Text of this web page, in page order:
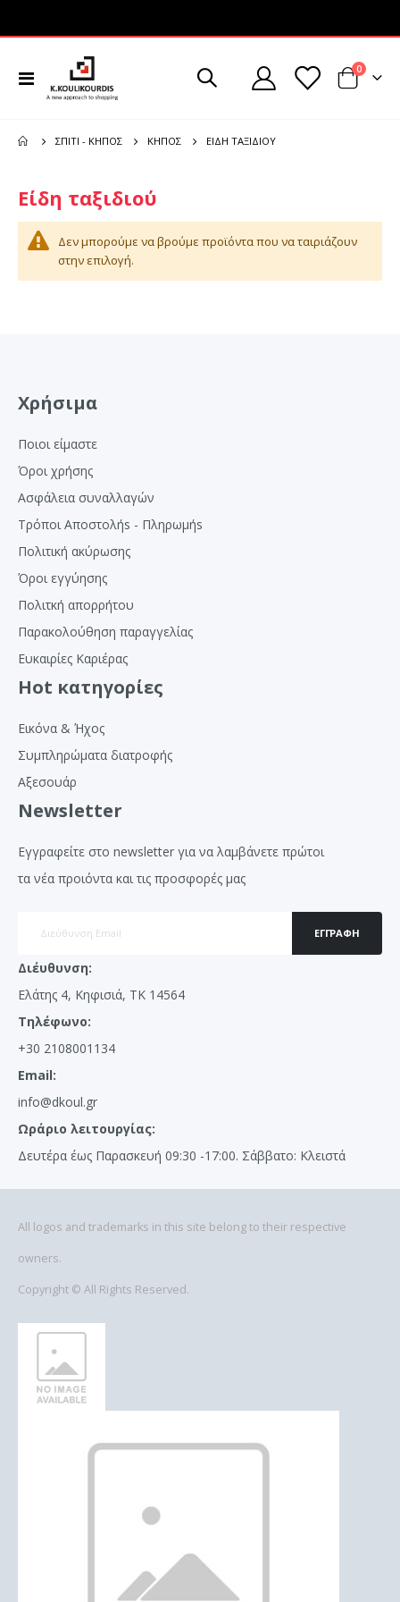
Εναλλαγή
Πλοήγησης
Cart
0
ΣΠΊΤΙ - ΚΉΠΟΣ ΚΉΠΟΣ ΕΊΔΗ ΤΑΞΙΔΙΟΎ
Είδη ταξιδιού
Δεν μπορούμε να βρούμε προϊόντα που να ταιριάζουν
στην επιλογή.
Χρήσιμα
Ποιοι είμαστε
Όροι χρήσης
Ασφάλεια συναλλαγών
Τρόποι Αποστολήs - Πληρωμήs
Πολιτική ακύρωσης
Όροι εγγύησης
Πολιτκή απορρήτου
Παρακολούθηση παραγγελίας
Ευκαιρίες Καριέρας
Hot κατηγορίες
Εικόνα & Ήχος
Συμπληρώματα διατροφής
Αξεσουάρ
Newsletter
Εγγραφείτε στο newsletter για να λαμβάνετε πρώτοι
τα νέα προιόντα και τις προσφορές μας
ΕΓΓΡΑΦΉ
Διέυθυνση:
Ελάτης 4, Κηφισιά, ΤΚ 14564
Τηλέφωνο:
+30 2108001134
Email:
info@dkoul.gr
Ωράριο λειτουργίας:
Δευτέρα έως Παρασκευή 09:30 -17:00. Σάββατο: Κλειστά
All logos and trademarks in this site belong to their respective
owners.
Copyright © All Rights Reserved.